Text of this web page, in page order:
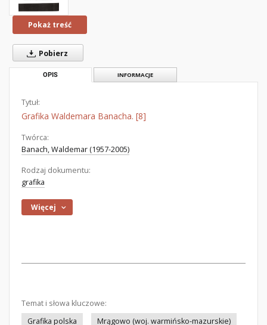
Pokaż treść
Pobierz
OPIS INFORMACJE
Tytuł:
Grafika Waldemara Banacha. [8]
Twórca:
Banach, Waldemar (1957-2005)
Rodzaj dokumentu:
grafika
Więcej
Temat i słowa kluczowe:
Grafika polska
Mrągowo (woj. warmińsko-mazurskie)